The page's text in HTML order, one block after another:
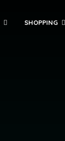
SHOPPING